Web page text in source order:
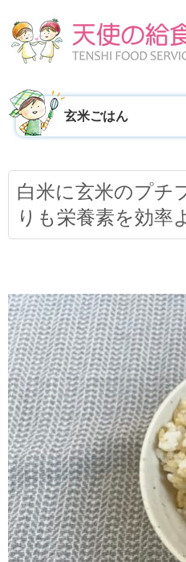
玄米ごはん
白米に玄米のプチ
りも栄養素を効率